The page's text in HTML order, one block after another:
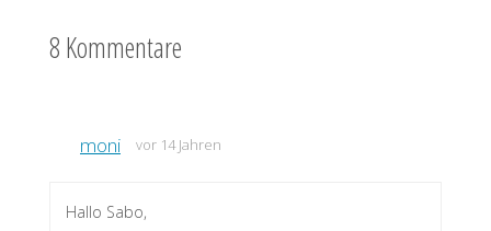
8 Kommentare
moni vor 14 Jahren
Hallo Sabo,